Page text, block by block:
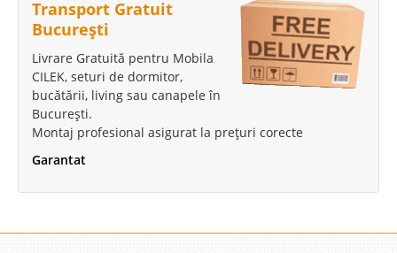
Transport Gratuit
București
Livrare Gratuită pentru Mobila
CILEK, seturi de dormitor,
bucătării, living sau canapele în
București.
Montaj profesional asigurat la prețuri corecte
Garantat